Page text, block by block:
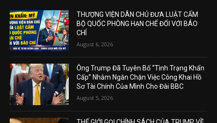
THƯỢNG VIỆN DÂN CHỦ ĐƯA LUẬT CẤM
BỘ QUỐC PHÒNG HẠN CHẾ ĐỐI VỚI BÁO
CHÍ
August 6, 2026
Ông Trump Đã Tuyên Bố “Tình Trạng Khẩn
Cấp” Nhằm Ngăn Chặn Việc Công Khai Hồ
Sơ Tài Chính Của Mình Cho Đài BBC
August 5, 2026